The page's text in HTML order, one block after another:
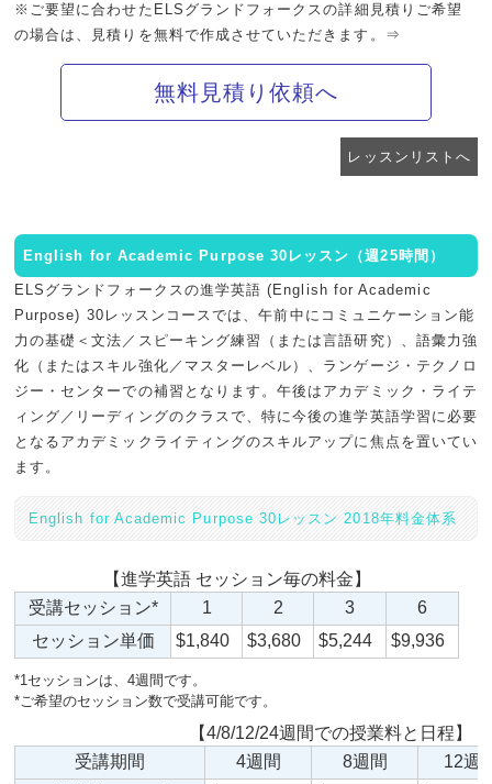
※ご要望に合わせたELSグランドフォークスの詳細見積りご希望
の場合は、見積りを無料で作成させていただきます。⇒
無料見積り依頼へ
レッスンリストへ
English for Academic Purpose 30レッスン（週25時間）
ELSグランドフォークスの進学英語 (English for Academic
Purpose) 30レッスンコースでは、午前中にコミュニケーション能
力の基礎＜文法／スピーキング練習（または言語研究）、語彙力強
化（またはスキル強化／マスターレベル）、ランゲージ・テクノロ
ジー・センターでの補習となります。午後はアカデミック・ライテ
ィング／リーディングのクラスで、特に今後の進学英語学習に必要
となるアカデミックライティングのスキルアップに焦点を置いてい
ます。
English for Academic Purpose 30レッスン 2018年料金体系
【進学英語 セッション毎の料金】
受講セッション*
1 2 3
6
セッション単価
$1,840 $3,680 $5,244 $9,936
*1セッションは、4週間です。
*ご希望のセッション数で受講可能です。
【4/8/12/24週間での授業料と日程】
受講期間
4週間 8週間
12週